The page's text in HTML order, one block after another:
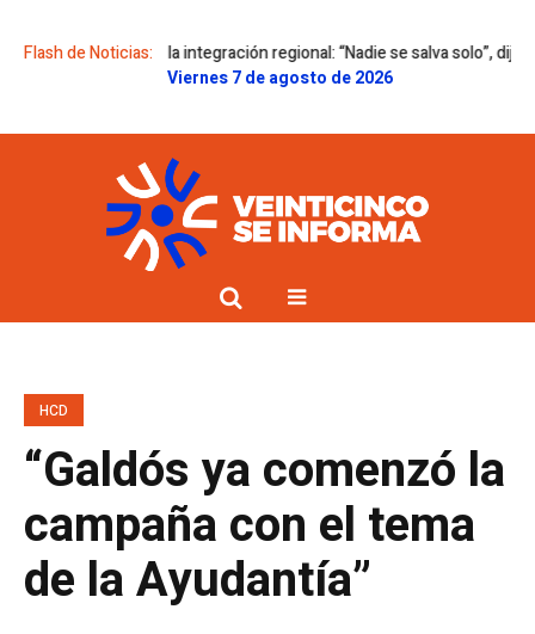
Flash de Noticias:
en la integración regional: “Nadie se salva solo”, dijo
El
Viernes 7 de agosto de 2026
HCD
“Galdós ya comenzó la
campaña con el tema
de la Ayudantía”